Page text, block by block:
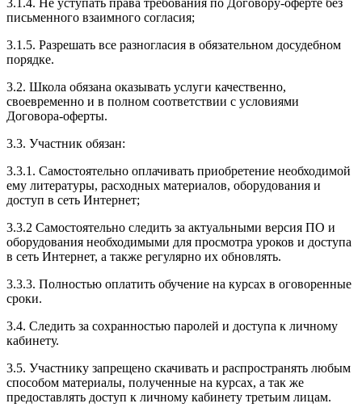
письменного взаимного согласия;
3.1.5. Разрешать все разногласия в обязательном досудебном
порядке.
3.2. Школа обязана оказывать услуги качественно,
своевременно и в полном соответствии с условиями
Договора-оферты.
3.3. Участник обязан:
3.3.1. Cамостоятельно оплачивать приобретение необходимой
ему литературы, расходных материалов, оборудования и
доступ в сеть Интернет;
3.3.2 Самостоятельно следить за актуальными версия ПО и
оборудования необходимыми для просмотра уроков и доступа
в сеть Интернет, а также регулярно их обновлять.
3.3.3. Полностью оплатить обучение на курсах в оговоренные
сроки.
3.4. Следить за сохранностью паролей и доступа к личному
кабинету.
3.5. Участнику запрещено скачивать и распространять любым
способом материалы, полученные на курсах, а так же
предоставлять доступ к личному кабинету третьим лицам.